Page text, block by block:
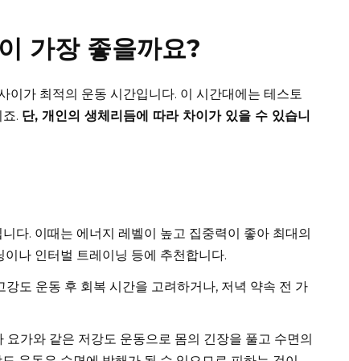
가장 좋을까요?
가 최적의 운동 시간입니다. 이 시간대에는 테스토
. 단, 개인의 생체리듬에 따라 차이가 있을 수 있습니
다. 이때는 에너지 레벨이 높고 집중력이 좋아 최대의
나 인터벌 트레이닝 등에 추천합니다.
강도 운동 후 회복 시간을 고려하거나, 저녁 약속 전 가
요가와 같은 저강도 운동으로 몸의 긴장을 풀고 수면의